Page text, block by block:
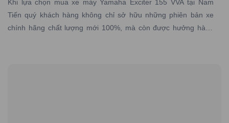
Khi lựa chọn mua xe máy Yamaha Exciter 155 VVA tại Nam
Tiến quý khách hàng không chỉ sở hữu những phiên bản xe
chính hãng chất lượng mới 100%, mà còn được hưởng hàng